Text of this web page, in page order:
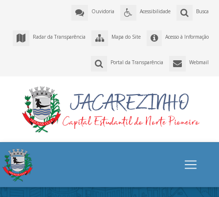
Busca
Acessibilidade
Ouvidoria
Acesso à Informação
Mapa do Site
Radar da Transparência
Webmail
Portal da Transparência